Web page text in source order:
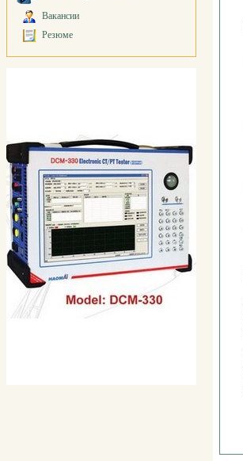
Вакансии
Резюме